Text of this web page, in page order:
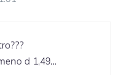
d 1,49…